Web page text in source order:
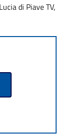
di Piave TV,